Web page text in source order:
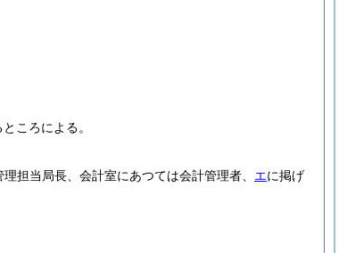
ころによる。
担当局長、会計室にあつては会計管理者、 エに掲げ